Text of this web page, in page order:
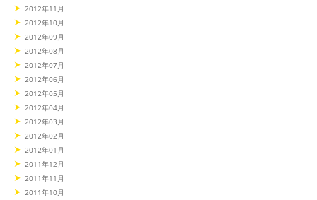
2012年11月
2012年10月
2012年09月
2012年08月
2012年07月
2012年06月
2012年05月
2012年04月
2012年03月
2012年02月
2012年01月
2011年12月
2011年11月
2011年10月